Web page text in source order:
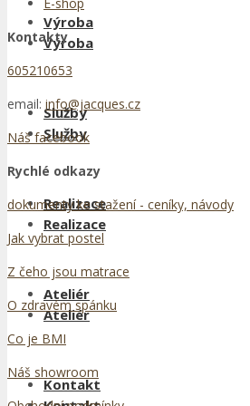
Výroba
Služby
Realizace
Ateliér
Kontakt
Výroba
Služby
Realizace
Ateliér
Kontakty
605210653
email: info@jacques.cz
Náš facebook
Rychlé odkazy
dokumenty ke stažení - ceníky, návody
Jak vybrat postel
Z čeho jsou matrace
O zdravém spánku
Co je BMI
Náš showroom